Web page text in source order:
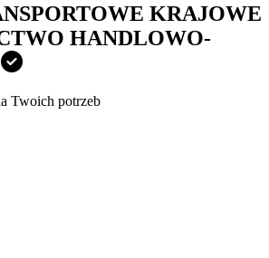
KRAJOWE
HANDLOWO-
Twoich potrzeb